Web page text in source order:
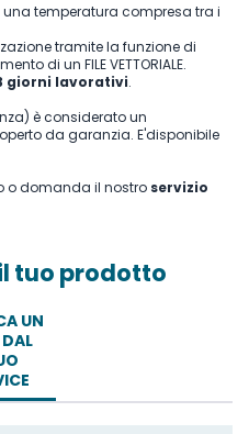
temperatura compresa tra i
tramite la funzione di
di un FILE VETTORIALE.
giorni lavorativi.
è considerato un
da garanzia. E'disponibile
o domanda il nostro servizio
tuo prodotto
UN
DAL